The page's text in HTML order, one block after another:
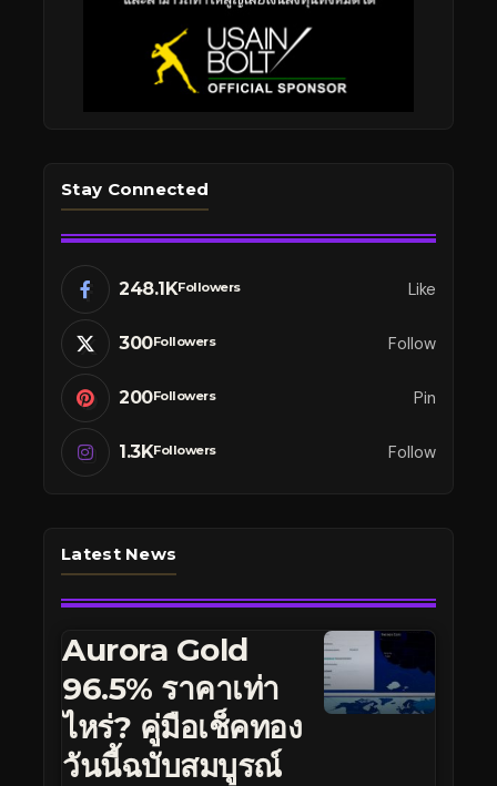
Stay Connected
248.1KFollowers Like
300Followers Follow
200Followers Pin
1.3KFollowers Follow
Latest News
Aurora Gold
96.5% ราคาเท่า
ไหร่? คู่มือเช็คทอง
วันนี้ฉบับสมบูรณ์